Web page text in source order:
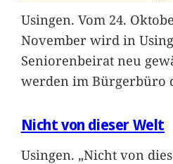
Usingen. Vom 24.
November wird in
Seniorenbeirat neu
werden im Bürgerbüro
Nicht von dieser Welt
Usingen. „Nicht von